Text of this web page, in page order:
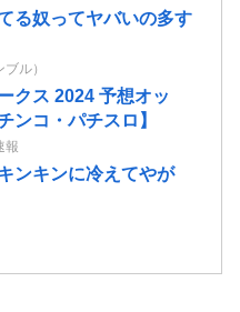
る奴ってヤバいの多す
ル）
クス 2024 予想オッ
ンコ・パチスロ】
報
ンキンに冷えてやが